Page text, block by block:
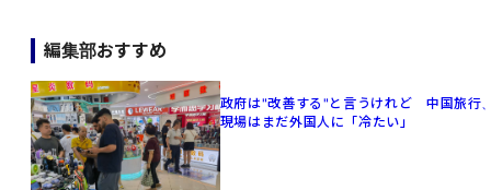
編集部おすすめ
政府は"改善する"と言うけれど 中国旅行
現場はまだ外国人に「冷たい」